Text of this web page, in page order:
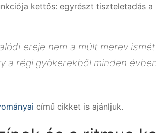
kettős: egyrészt tiszteletadás
ereje nem a múlt merev
a régi gyökerekből minden
című cikket is ajánljuk.